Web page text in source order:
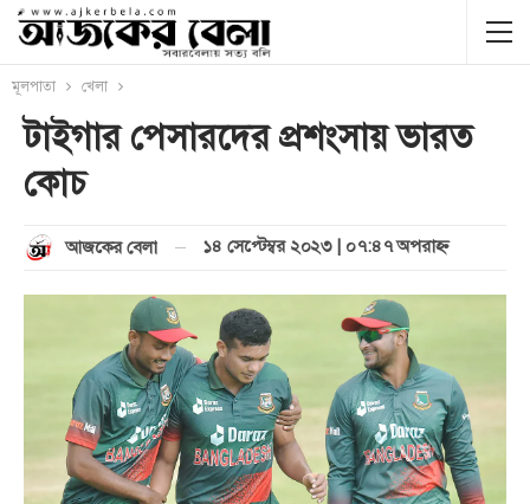
মূলপাতা খেলা
টাইগার পেসারদের প্রশংসায় ভারত
কোচ
আজকের বেলা ১৪ সেপ্টেম্বর ২০২৩ | ০৭:৪৭ অপরাহ্ণ